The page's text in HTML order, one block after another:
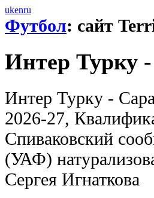
ukenru
Футбол: сайт
Интер Турку
Интер Турку -
2026-27,
Спиваковский
(УАФ)
Сергея Игнаткова